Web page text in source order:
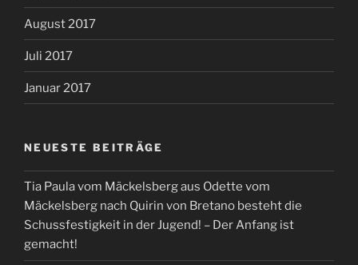
August 2017
Juli 2017
Januar 2017
NEUESTE BEITRÄGE
Tia Paula vom Mäckelsberg aus Odette vom
Mäckelsberg nach Quirin von Bretano besteht die
Schussfestigkeit in der Jugend! – Der Anfang ist
gemacht!